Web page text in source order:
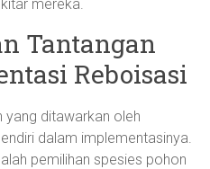
mereka.
Tantangan
Reboisasi
yang ditawarkan oleh
dalam implementasinya.
pemilihan spesies pohon